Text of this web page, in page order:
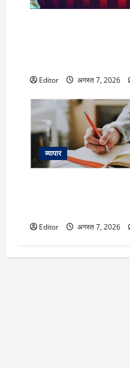
Editor अगस्त 7, 2026
व्यापार
Editor अगस्त 7, 2026